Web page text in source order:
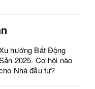
hướng Bất Động
2025. Cơ hội nào
Nhà đầu tư?